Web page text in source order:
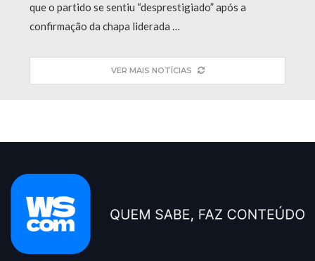
que o partido se sentiu “desprestigiado” após a
confirmação da chapa liderada …
VER MAIS NOTÍCIAS